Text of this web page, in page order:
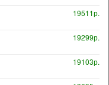
19511р.
19299р.
19103р.